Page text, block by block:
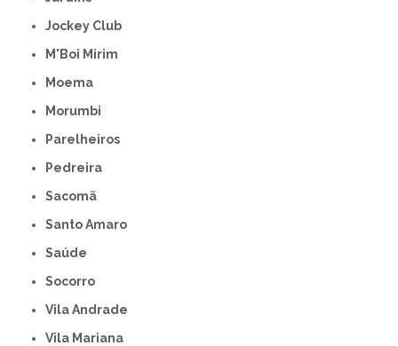
Jockey Club
M'Boi Mirim
Moema
Morumbi
Parelheiros
Pedreira
Sacomã
Santo Amaro
Saúde
Socorro
Vila Andrade
Vila Mariana